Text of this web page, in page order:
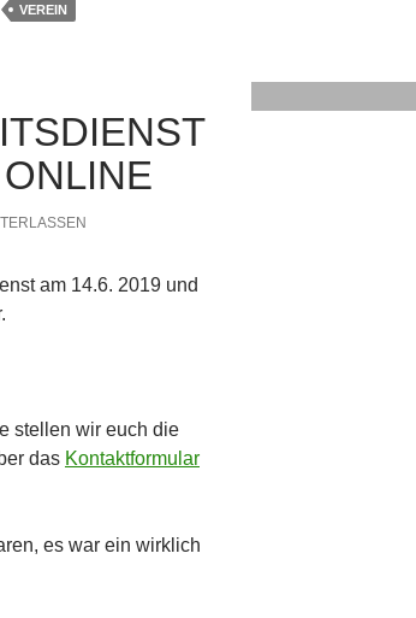
VEREIN
am 14.6. 2019 und
stellen wir euch die
das Kontaktformular
es war ein wirklich